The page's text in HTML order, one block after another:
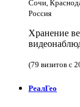
Сочи,
Россия
Хранение
(79 визитов с
РеалГео